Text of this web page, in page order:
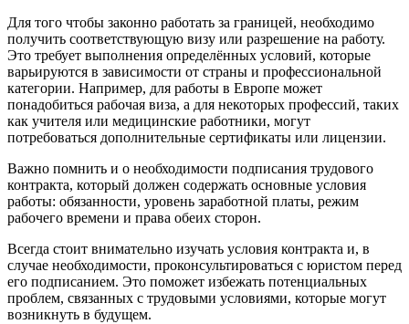
Для того чтобы законно работать за границей, необходимо
получить соответствующую визу или разрешение на работу.
Это требует выполнения определённых условий, которые
варьируются в зависимости от страны и профессиональной
категории. Например, для работы в Европе может
понадобиться рабочая виза, а для некоторых профессий, таких
как учителя или медицинские работники, могут
потребоваться дополнительные сертификаты или лицензии.
Важно помнить и о необходимости подписания трудового
контракта, который должен содержать основные условия
работы: обязанности, уровень заработной платы, режим
рабочего времени и права обеих сторон.
Всегда стоит внимательно изучать условия контракта и, в
случае необходимости, проконсультироваться с юристом перед
его подписанием. Это поможет избежать потенциальных
проблем, связанных с трудовыми условиями, которые могут
возникнуть в будущем.